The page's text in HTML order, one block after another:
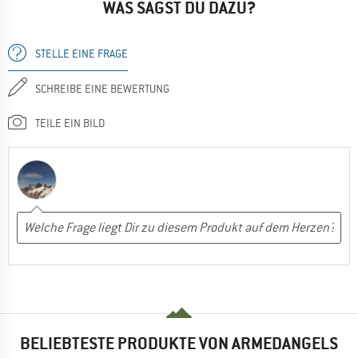
WAS SAGST DU DAZU?
STELLE EINE FRAGE
SCHREIBE EINE BEWERTUNG
TEILE EIN BILD
BELIEBTESTE PRODUKTE VON ARMEDANGELS